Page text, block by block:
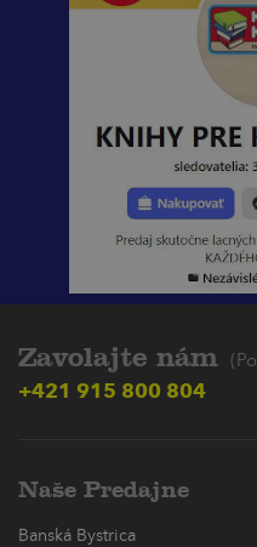
Zavolajte nám
+421 915 800 804
Naše Predajne
Banská Bystrica